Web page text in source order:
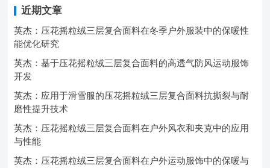
近期文章
英杰：压花摇粒绒三层复合面料在冬季户外服装中的保暖性
能优化研究
英杰：基于压花摇粒绒三层复合面料的高透气防风运动服饰
开发
英杰：应用于滑雪服的压花摇粒绒三层复合面料抗撕裂与耐
磨性提升技术
英杰：压花摇粒绒三层复合面料在户外风衣和夹克中的应用
与性能
英杰：压花摇粒绒三层复合面料在户外运动服饰中的保暖与